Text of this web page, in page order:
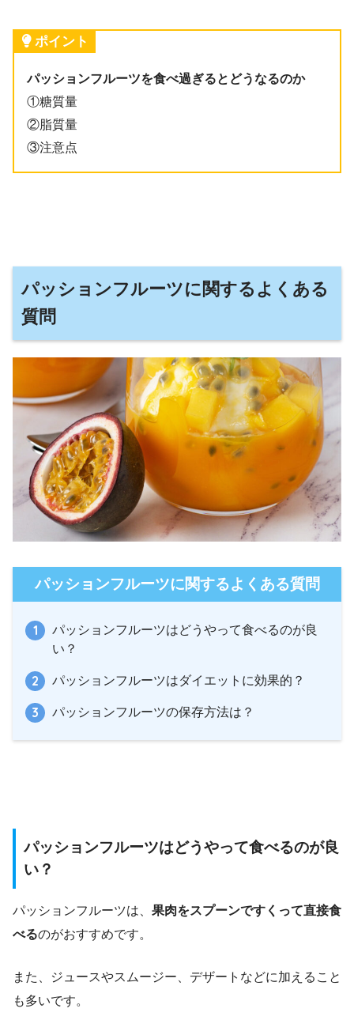
ポイント
パッションフルーツを食べ過ぎるとどうなるのか
①糖質量
②脂質量
③注意点
パッションフルーツに関するよくある
質問
パッションフルーツに関するよくある質問
パッションフルーツはどうやって食べるのが良
い？
パッションフルーツはダイエットに効果的？
パッションフルーツの保存方法は？
パッションフルーツはどうやって食べるのが良
い？
パッションフルーツは、 果肉をスプーンですくって直接食
べるのがおすすめです。
また、ジュースやスムージー、デザートなどに加えること
も多いです。